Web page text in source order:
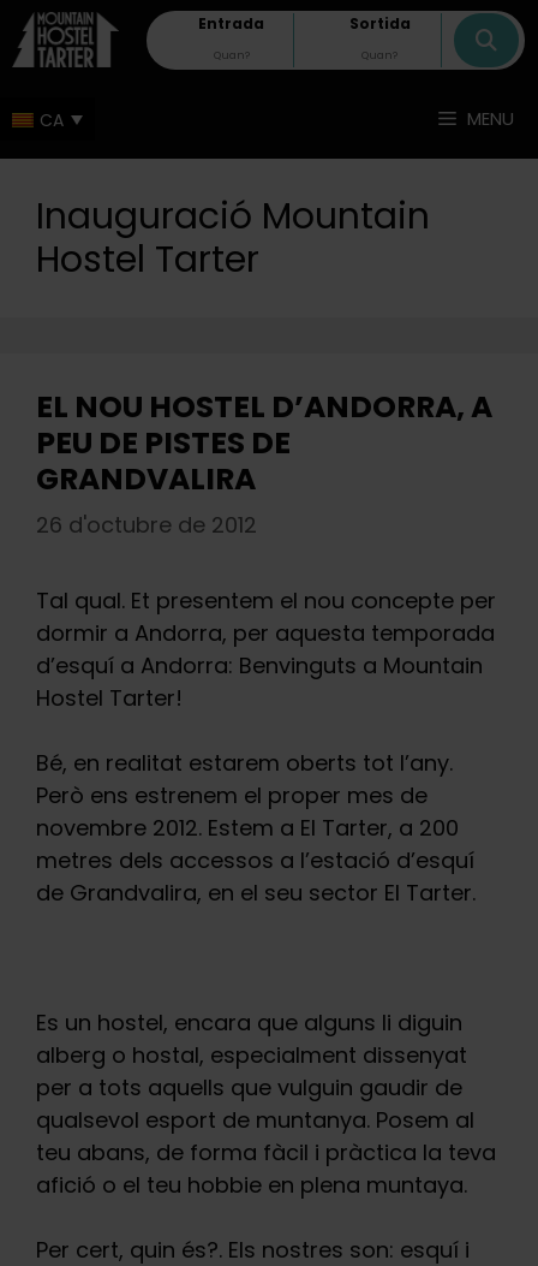
Vés
Entrada Sortida
MENU
Inauguració Mountain
Hostel Tarter
EL NOU HOSTEL D’ANDORRA, A
PEU DE PISTES DE
GRANDVALIRA
26 d'octubre de 2012
Tal qual. Et presentem el nou concepte per
dormir a Andorra, per aquesta temporada
d’esquí a Andorra: Benvinguts a Mountain
Hostel Tarter!
Bé, en realitat estarem oberts tot l’any.
Però ens estrenem el proper mes de
novembre 2012. Estem a El Tarter, a 200
metres dels accessos a l’estació d’esquí
de Grandvalira, en el seu sector El Tarter.
Es un hostel, encara que alguns li diguin
alberg o hostal, especialment dissenyat
per a tots aquells que vulguin gaudir de
qualsevol esport de muntanya. Posem al
teu abans, de forma fàcil i pràctica la teva
afició o el teu hobbie en plena muntaya.
Per cert, quin és?. Els nostres son: esquí i